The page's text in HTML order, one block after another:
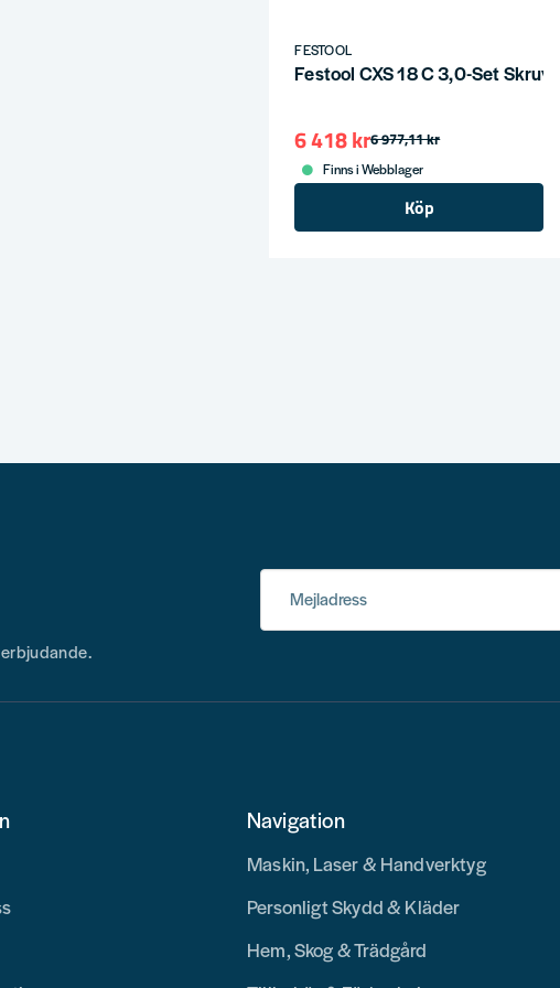
FESTOOL
Festool CXS 18 C 3,0-Set
6 977,11 kr
6 418 kr
Finns i Webblager
Köp
Mejladress
Navigation
Maskin, Laser & Handverktyg
Personligt Skydd & Kläder
Hem, Skog & Trädgård